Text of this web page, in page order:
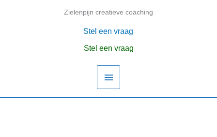
Zielenpijn creatieve coaching
Hoofdmenu
Stel een vraag
Stel een vraag